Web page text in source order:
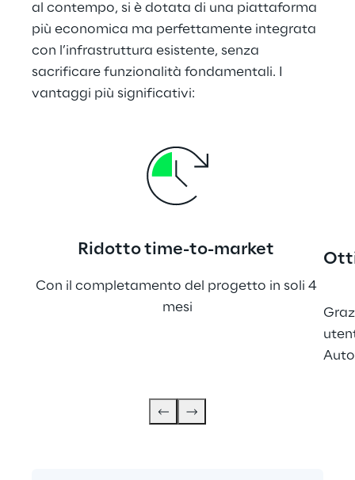
al contempo, si è dotata di una piattaforma
più economica ma perfettamente integrata
con l’infrastruttura esistente, senza
sacrificare funzionalità fondamentali. I
vantaggi più significativi:
Ridotto time-to-market
Con il completamento del progetto in soli 4
mesi